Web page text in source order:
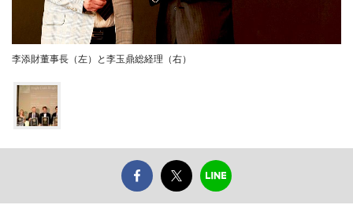
李添財董事長（左）と李玉鼎総経理（右）